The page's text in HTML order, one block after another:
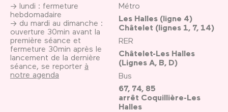
→ lundi : fermeture
hebdomadaire
→ du mardi au dimanche :
ouverture 30min avant la
première séance et
fermeture 30min après le
lancement de la dernière
séance, se reporter à
notre agenda
Métro
Les Halles (ligne 4)
Châtelet (lignes 1, 7, 14)
RER
Châtelet-Les Halles
(Lignes A, B, D)
Bus
67, 74, 85
arrêt Coquillière-Les
Halles